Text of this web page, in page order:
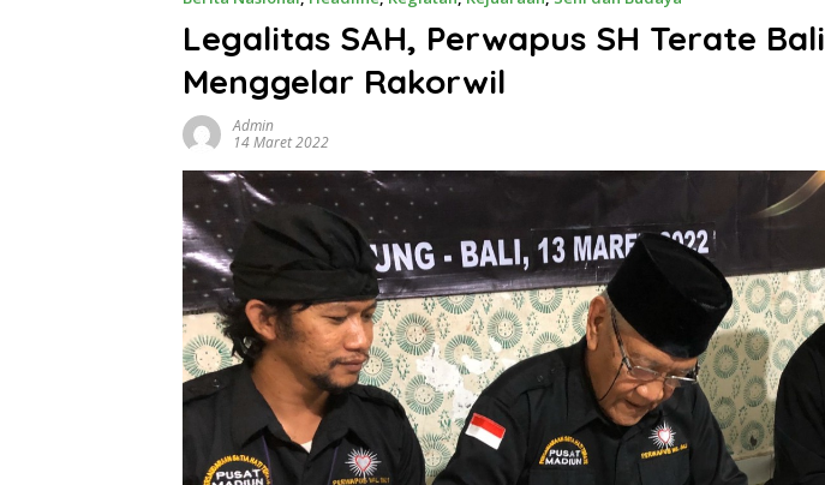
Legalitas SAH, Perwapus SH Terate Bali
Menggelar Rakorwil
Admin
14 Maret 2022